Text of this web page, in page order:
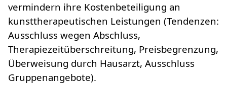
vermindern ihre Kostenbeteiligung an
kunsttherapeutischen Leistungen (Tendenzen:
Ausschluss wegen Abschluss,
Therapiezeitüberschreitung, Preisbegrenzung,
Überweisung durch Hausarzt, Ausschluss
Gruppenangebote).